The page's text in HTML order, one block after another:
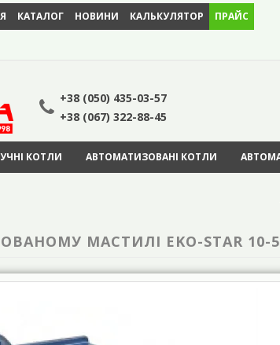
КАТАЛОГ НОВИНИ КАЛЬКУЛЯТОР ПРАЙС
+38 (050) 435-03-57
+38 (067) 322-88-45
КОТЛИ АВТОМАТИЗОВАНІ КОТЛИ
МАСТИЛІ EKO-STAR 10-